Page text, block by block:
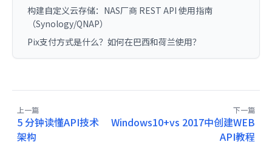
构建自定义云存储：NAS厂商 REST API 使用指南
（Synology/QNAP）
Pix支付方式是什么？如何在巴西和荷兰使用？
上一篇
5 分钟读懂API技术
架构
下一篇
Windows10+vs 2017中创建WEB
API教程